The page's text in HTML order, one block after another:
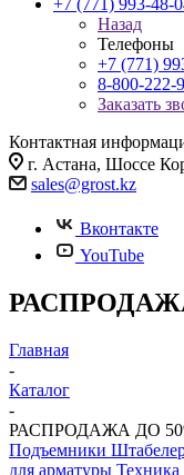
+7 (771) 993-48-
Назад
Телефоны
+7 (771)
8-800-222-
Заказать
Контактная
г. Астана, Шоссе
sales@grost.kz
Вконтакте
YouTube
РАСПРОДАЖА
Главная
-
Каталог
-
РАСПРОДАЖА ДО
Подъемники
для арматуры Техника